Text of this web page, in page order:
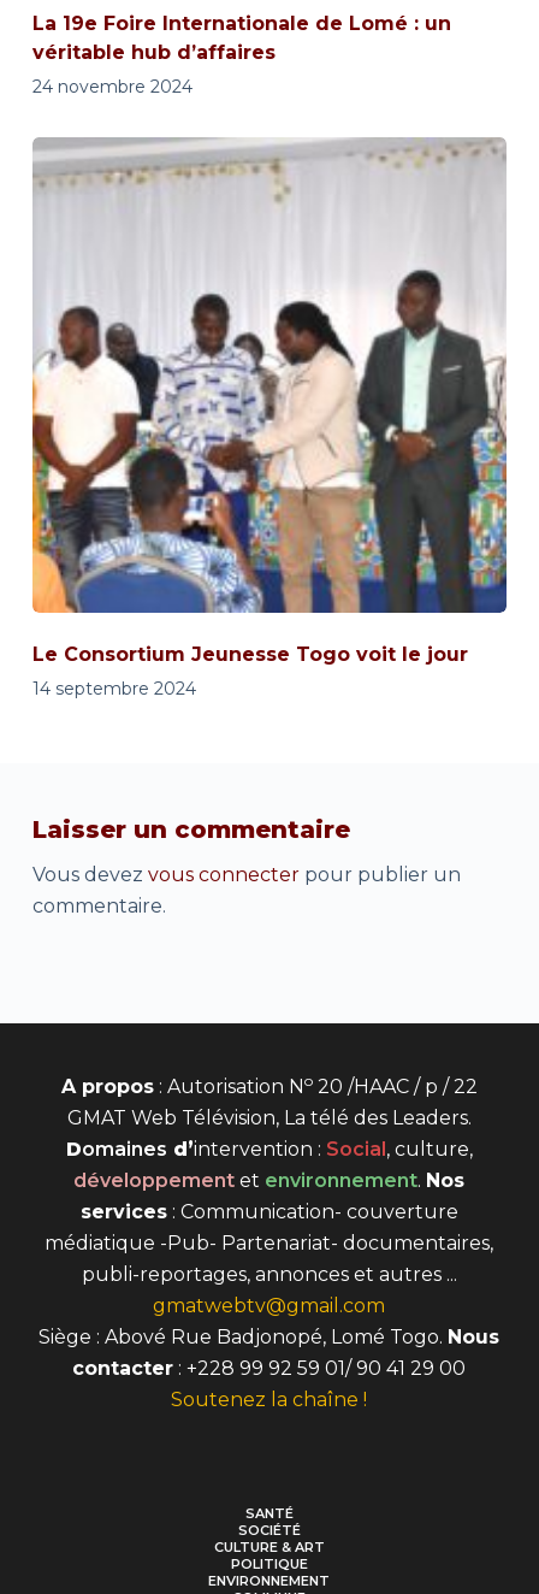
La 19e Foire Internationale de Lomé : un
véritable hub d’affaires
24 novembre 2024
Le Consortium Jeunesse Togo voit le jour
14 septembre 2024
Laisser un commentaire
Vous devez vous connecterpour publier un
commentaire.
A propos: Autorisation No20 /HAAC / p / 22
GMAT Web Télévision, La télé des Leaders.
Domaines d’intervention : Social, culture,
développement et environnement. Nos
services: Communication- couverture
médiatique -Pub- Partenariat- documentaires,
publi-reportages, annonces et autres ...
gmatwebtv@gmail.com
Siège : Abové Rue Badjonopé, Lomé Togo. Nous
contacter : +228 99 92 59 01/ 90 41 29 00
Soutenez la chaîne !
SANTÉ
SOCIÉTÉ
CULTURE & ART
POLITIQUE
ENVIRONNEMENT